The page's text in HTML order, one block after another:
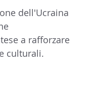
MADE IN ITALY
dell'Ucraina
a rafforzare
culturali.